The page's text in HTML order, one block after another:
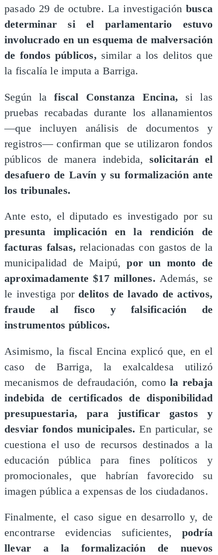
pasado 29 de octubre. La investigaciónbusca
determinar si el parlamentario estuvo
involucrado en un esquema de malversación
de fondos públicos, similar a los delitos que
la fiscalía le imputa a Barriga.
Según lafiscal Constanza Encina, si las
pruebas recabadas durante los allanamientos
—que incluyen análisis de documentos y
registros— confirman que se utilizaron fondos
públicos de manera indebida, solicitarán el
desafuero de Lavín y su formalización ante
los tribunales.
Ante esto, el diputado es investigado por su
presunta implicación en la rendición de
facturas falsas, relacionadas con gastos de la
municipalidad de Maipú,por un monto de
aproximadamente $17 millones. Además, se
le investiga por delitos de lavado de activos,
fraude al fisco y falsificación de
instrumentos públicos.
Asimismo, la fiscal Encina explicó que, en el
caso de Barriga, la exalcaldesa utilizó
mecanismos de defraudación, comola rebaja
indebida de certificados de disponibilidad
presupuestaria, para justificar gastos y
desviar fondos municipales.En particular, se
cuestiona el uso de recursos destinados a la
educación pública para fines políticos y
promocionales, que habrían favorecido su
imagen pública a expensas de los ciudadanos.
Finalmente, el caso sigue en desarrollo y, de
encontrarse evidencias suficientes,
podría
llevar a la formalización de nuevos